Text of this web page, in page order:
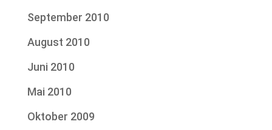
September 2010
August 2010
Juni 2010
Mai 2010
Oktober 2009